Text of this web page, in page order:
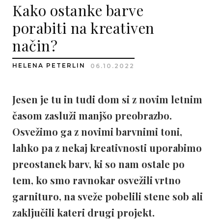
Kako ostanke barve
porabiti na kreativen
način?
HELENA PETERLIN 06.10.2022
Jesen je tu in tudi dom si z novim letnim
časom zasluži manjšo preobrazbo.
Osvežimo ga z novimi barvnimi toni,
lahko pa z nekaj kreativnosti uporabimo
preostanek barv, ki so nam ostale po
tem, ko smo ravnokar osvežili vrtno
garnituro, na sveže pobelili stene sob ali
zaključili kateri drugi projekt.